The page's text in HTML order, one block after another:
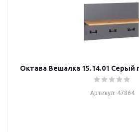
Октава Вешалка 15.14.01
Артикул: 47864